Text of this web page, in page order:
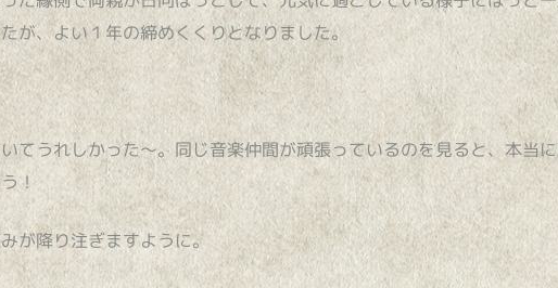
が、よい１年の締めくくりとなりました。
てうれしかった～。同じ音楽仲間が頑張っているのを見ると、本当
！
が降り注ぎますように。